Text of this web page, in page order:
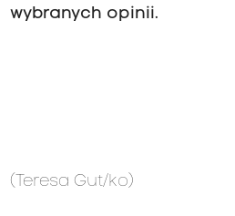
wybranych opinii.
(Teresa Gut/ko)